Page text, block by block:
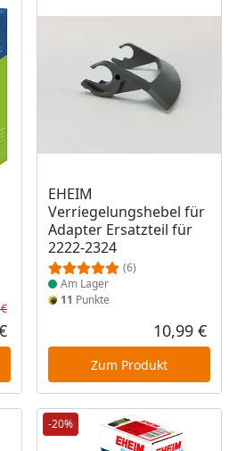
Rabatt in Prozent
Ursprünglicher Preis
Aktueller Preis
EHEIM
Verriegelungshebel für
Adapter Ersatzteil für
2222-2324
(6)
Produkt am Lager
Am Lager
11 Punkte
10,99 €
Zum Produkt
-20%